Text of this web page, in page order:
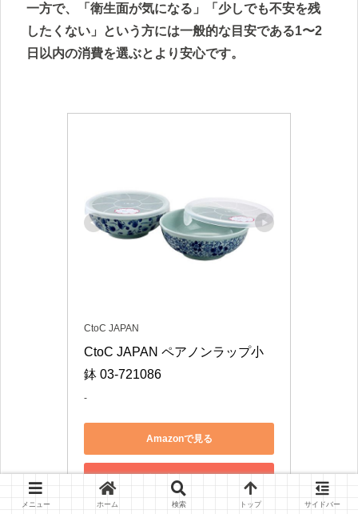
一方で、「衛生面が気になる」「少しでも不安を残
したくない」という方には一般的な目安である1〜2
日以内の消費を選ぶとより安心です。
CtoC JAPAN
CtoC JAPAN ペアノンラップ小
鉢 03-721086
-
Amazonで見る
楽天市場で見る
メニュー ホーム 検索 トップ サイドバー